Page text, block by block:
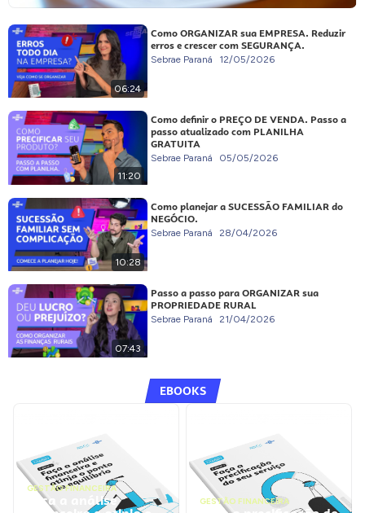
06:24
Como ORGANIZAR sua EMPRESA. Reduzir
erros e crescer com SEGURANÇA.
Sebrae Paraná 12/05/2026
11:20
Como definir o PREÇO DE VENDA. Passo a
passo atualizado com PLANILHA
GRATUITA
Sebrae Paraná 05/05/2026
10:28
Como planejar a SUCESSÃO FAMILIAR do
NEGÓCIO.
Sebrae Paraná 28/04/2026
07:43
Passo a passo para ORGANIZAR sua
PROPRIEDADE RURAL
Sebrae Paraná 21/04/2026
EBOOKS
GESTÃO FINANCEIRA
Faça a análise GESTÃO FINANCEIRA